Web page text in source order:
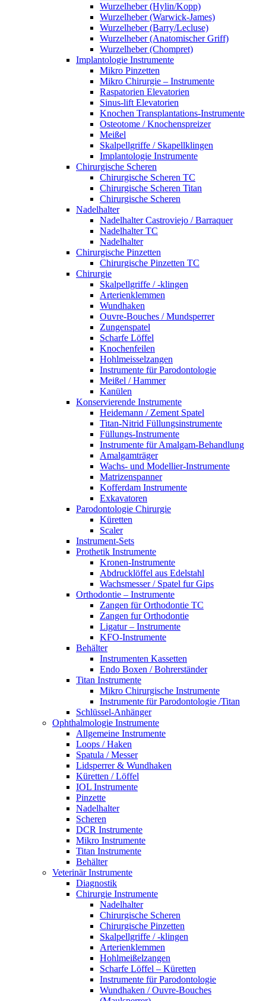
Wurzelheber (Hylin/Kopp)
Wurzelheber (Warwick-James)
Wurzelheber (Barry/Lecluse)
Wurzelheber (Anatomischer Griff)
Wurzelheber (Chompret)
Implantologie Instrumente
Mikro Pinzetten
Mikro Chirurgie – Instrumente
Raspatorien Elevatorien
Sinus-lift Elevatorien
Knochen Transplantations-Instrumente
Osteotome / Knochenspreizer
Meißel
Skalpellgriffe / Skapellklingen
Implantologie Instrumente
Chirurgische Scheren
Chirurgische Scheren TC
Chirurgische Scheren Titan
Chirurgische Scheren
Nadelhalter
Nadelhalter Castroviejo / Barraquer
Nadelhalter TC
Nadelhalter
Chirurgische Pinzetten
Chirurgische Pinzetten TC
Chirurgie
Skalpellgriffe / -klingen
Arterienklemmen
Wundhaken
Ouvre-Bouches / Mundsperrer
Zungenspatel
Scharfe Löffel
Knochenfeilen
Hohlmeisselzangen
Instrumente für Parodontologie
Meißel / Hammer
Kanülen
Konservierende Instrumente
Heidemann / Zement Spatel
Titan-Nitrid Füllungsinstrumente
Füllungs-Instrumente
Instrumente für Amalgam-Behandlung
Amalgamträger
Wachs- und Modellier-Instrumente
Matrizenspanner
Kofferdam Instrumente
Exkavatoren
Parodontologie Chirurgie
Küretten
Scaler
Instrument-Sets
Prothetik Instrumente
Kronen-Instrumente
Abdrucklöffel aus Edelstahl
Wachsmesser / Spatel fur Gips
Orthodontie – Instrumente
Zangen für Orthodontie TC
Zangen fur Orthodontie
Ligatur – Instrumente
KFO-Instrumente
Behälter
Instrumenten Kassetten
Endo Boxen / Bohrerständer
Titan Instrumente
Mikro Chirurgische Instrumente
Instrumente für Parodontologie /Titan
Schlüssel-Anhänger
Ophthalmologie Instrumente
Allgemeine Instrumente
Loops / Haken
Spatula / Messer
Lidsperrer & Wundhaken
Küretten / Löffel
IOL Instrumente
Pinzette
Nadelhalter
Scheren
DCR Instrumente
Mikro Instrumente
Titan Instrumente
Behälter
Veterinär Instrumente
Diagnostik
Chirurgie Instrumente
Nadelhalter
Chirurgische Scheren
Chirurgische Pinzetten
Skalpellgriffe / -klingen
Arterienklemmen
Hohlmeißelzangen
Scharfe Löffel – Küretten
Instrumente für Parodontologie
Wundhaken / Ouvre-Bouches